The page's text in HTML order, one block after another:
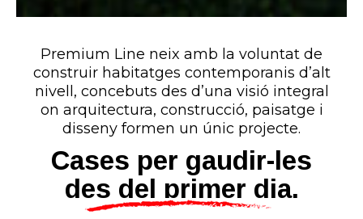
Premium Line neix amb la voluntat de
construir habitatges contemporanis d’alt
nivell, concebuts des d’una visió integral
on arquitectura, construcció, paisatge i
disseny formen un únic projecte.
Cases per gaudir-les
des del primer dia.